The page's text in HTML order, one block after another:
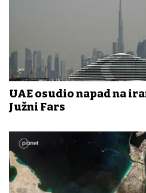
UAE osudio napad na
Južni Fars